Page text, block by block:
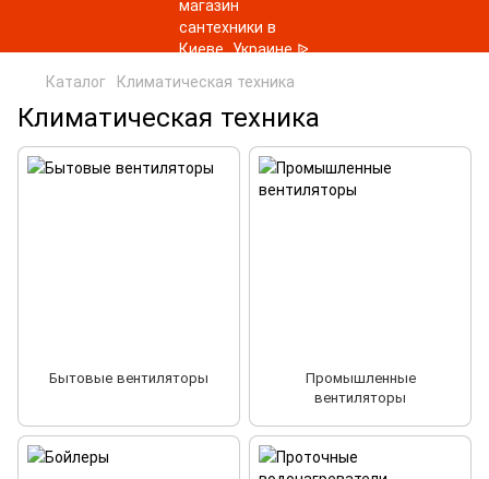
Каталог Климатическая техника
Климатическая техника
Бытовые вентиляторы
Промышленные
вентиляторы